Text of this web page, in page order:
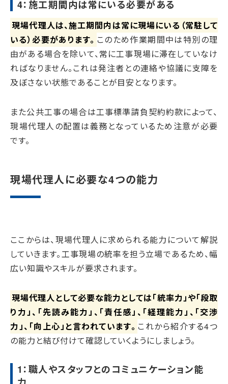
4：施工期間内は常にいる必要がある
現場代理人は、施工期間内は常に現場にいる（常駐して
いる）必要があります。 このため作業期間中は特別の理
由がある場合を除いて、常に工事現場に滞在していなけ
ればなりません。これは発注者との連絡や協議に支障を
及ぼさない状態であることが目安となります。
また公共工事の場合は工事標準請負契約約款によって、
現場代理人の配置は義務となっているため注意が必要
です。
現場代理人に必要な4つの能力
ここからは、現場代理人に求められる能力について解説
していきます。工事現場の統率を担う立場であるため、幅
広い知識やスキルが要求されます。
現場代理人として必要な能力としては「統率力」や「段取
り力」、「先読み能力」、「責任感」、「経理能力」、「交渉
力」、「向上心」と言われています。 これから紹介する4つ
の能力と結び付けて確認していくようにしましょう。
1：職人やスタッフとのコミュニケーション能